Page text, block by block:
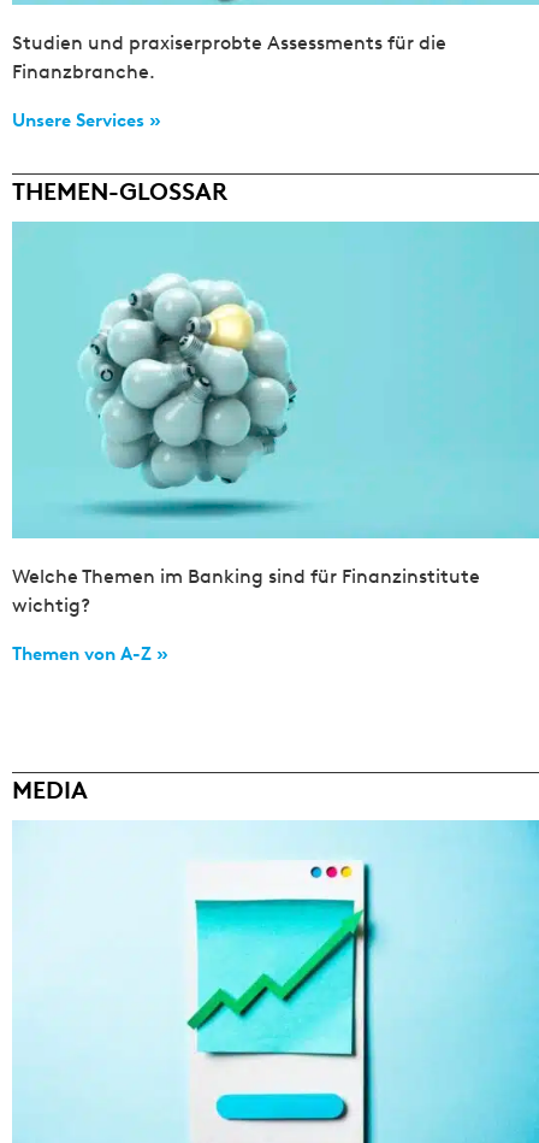
Studien und praxiserprobte Assessments für die
Finanzbranche.
Unsere Services »
THEMEN-GLOSSAR
Welche Themen im Banking sind für Finanzinstitute
wichtig?
Themen von A-Z »
MEDIA